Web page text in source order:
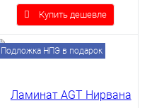
Купить дешевле
Подложка НПЭ в подарок